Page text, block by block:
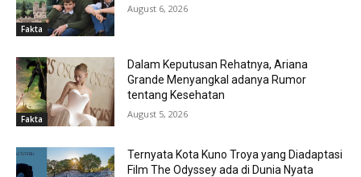
Fakta
August 6, 2026
Fakta
Dalam Keputusan Rehatnya, Ariana
Grande Menyangkal adanya Rumor
tentang Kesehatan
August 5, 2026
Ternyata Kota Kuno Troya yang Diadaptasi
Film The Odyssey ada di Dunia Nyata